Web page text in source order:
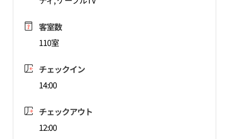
客室数
110室
チェックイン
14:00
チェックアウト
12:00